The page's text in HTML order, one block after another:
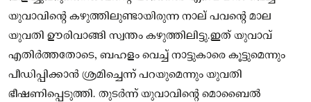
യുവാവിന്റെ കഴുത്തിലുണ്ടായിരുന്ന നാല് പവന്റെ മാല
യുവതി ഊരിവാങ്ങി സ്വന്തം കഴുത്തിലിട്ടു.ഇത് യുവാവ്
എതിർത്തതോടെ, ബഹളം വെച്ച് നാട്ടുകാരെ കൂട്ടുമെന്നും
പീഡിപ്പിക്കാൻ ശ്രമിച്ചെന്ന് പറയുമെന്നും യുവതി
ഭീഷണിപ്പെടുത്തി. തുടർന്ന് യുവാവിന്റെ മൊബൈൽ